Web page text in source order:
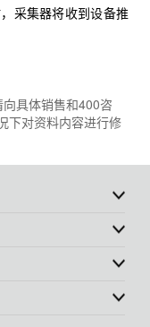
采集器将收到设备推
具体销售和400咨
下对资料内容进行修